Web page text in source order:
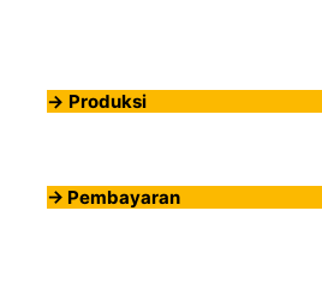
-> Produksi
-> Pembayaran